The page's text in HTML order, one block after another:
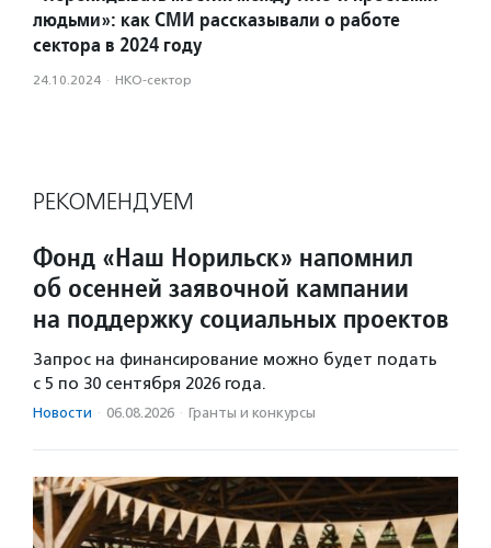
людьми»: как СМИ рассказывали о работе
сектора в 2024 году
24.10.2024 · НКО-сектор
РЕКОМЕНДУЕМ
Фонд «Наш Норильск» напомнил
об осенней заявочной кампании
на поддержку социальных проектов
Запрос на финансирование можно будет подать
с 5 по 30 сентября 2026 года.
Новости · 06.08.2026 · Гранты и конкурсы